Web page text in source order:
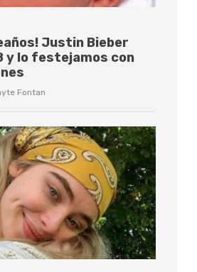
Justin Bieber
y lo festejamos con
Fontan